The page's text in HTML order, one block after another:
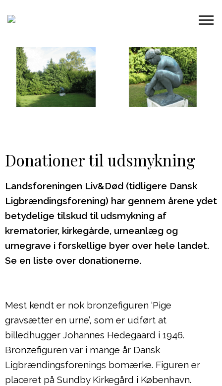
Donationer til udsmykning
Landsforeningen Liv&Død (tidligere Dansk
Ligbrændingsforening) har gennem årene ydet
betydelige tilskud til udsmykning af
krematorier, kirkegårde, urneanlæg og
urnegrave i forskellige byer over hele landet.
Se en liste over donationerne.
Mest kendt er nok bronzefiguren ‘Pige
gravsætter en urne’, som er udført at
billedhugger Johannes Hedegaard i 1946.
Bronzefiguren var i mange år Dansk
Ligbrændingsforenings bomærke. Figuren er
placeret på Sundby Kirkegård i København.